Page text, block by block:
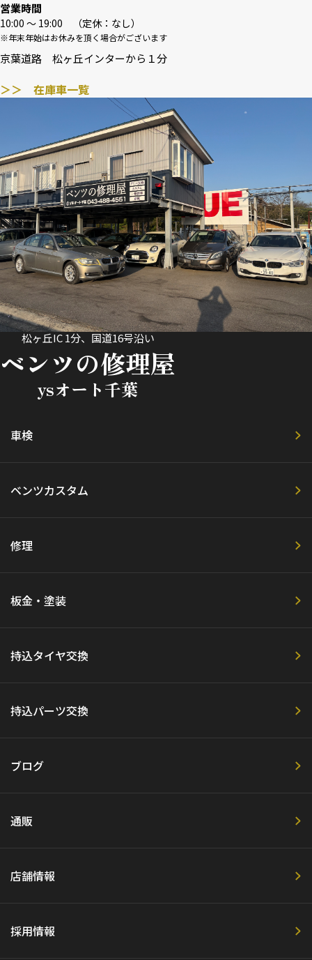
営業時間
10:00 〜 19:00 （定休：なし）
※年末年始はお休みを頂く場合がございます
京葉道路 松ヶ丘インターから１分
＞＞ 在庫車一覧
松ヶ丘IC 1分、国道16号沿い
ベンツの修理屋
ysオート千葉
車検
ベンツカスタム
修理
板金・塗装
持込タイヤ交換
持込パーツ交換
ブログ
通販
店舗情報
採用情報